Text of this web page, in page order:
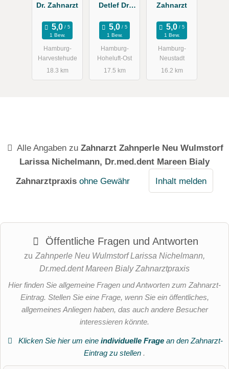
Dr. Zahnarzt
1 Bew.
Hamburg-
Harvestehude
18.3 km
Detlef Dr.
1 Bew.
Hamburg-
Hoheluft-Ost
17.5 km
Zahnarzt
1 Bew.
Hamburg-
Neustadt
16.2 km
Alle Angaben zuZahnarzt Zahnperle Neu Wulmstorf
Larissa Nichelmann, Dr.med.dent Mareen Bialy
Zahnarztpraxis ohne Gewähr Inhalt melden
Öffentliche Fragen und Antworten
zu Zahnperle Neu Wulmstorf Larissa Nichelmann,
Dr.med.dent Mareen Bialy Zahnarztpraxis
Hier finden Sie allgemeine Fragen und Antworten zum Zahnarzt-
Eintrag. Stellen Sie eine Frage, wenn Sie ein öffentliches,
allgemeines Anliegen haben, das auch andere Besucher
interessieren könnte.
Klicken Sie hier um eine individuelle Fragean den Zahnarzt-
Eintrag zu stellen .